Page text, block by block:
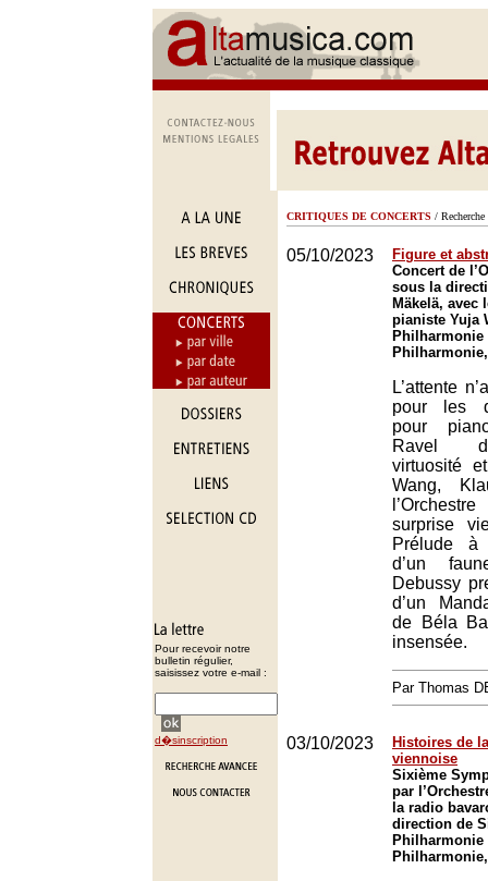
Pour recevoir notre
bulletin régulier,
saisissez votre e-mail :
d�sinscription
CRITIQUES DE CONCERTS / Recherche
05/10/2023
Figure et
Concert de
sous la
Mäkelä, avec
pianiste Yuja
Philharmonie
L’attente
pour les
pour
Ravel
virtuosité
Wang,
surprise
Prélude à
d’un
Debussy
d’un
de Béla
insensée.
Par Thomas
03/10/2023
Histoires de
viennoise
Sixième
par
la radio
direction de
Philharmonie